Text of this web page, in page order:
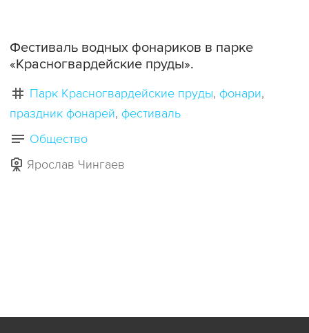
Фестиваль водных фонариков в парке
«Красногвардейские пруды».
Парк Красногвардейские пруды фонари
праздник фонарей фестиваль
Общество
Ярослав Чингаев